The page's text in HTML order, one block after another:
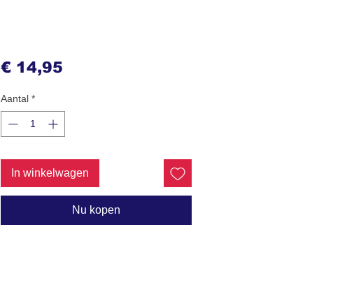
€ 14,95Prijs
Aantal *
In winkelwagen
Nu kopen